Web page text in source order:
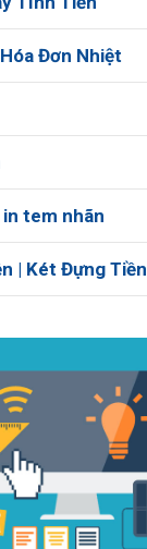
Đơn Nhiệt
in tem nhãn
| Két Đựng Tiền